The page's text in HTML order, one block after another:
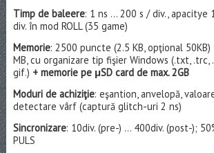
Timp de baleere: 1 ns … 200 s / div., apacitye
div. în mod ROLL (35 game)
Memorie: 2500 puncte (2.5 KB, opţional
MB, cu organizare tip fişier Windows (.txt, .trc,
gif.) + memorie pe μSD card de max. 2GB
Moduri de achiziţie: eşantion, anvelopă,
detectare vârf (captură glitch-uri 2 ns)
Sincronizare: 10div. (pre-) … 400div. (post-);
PULS